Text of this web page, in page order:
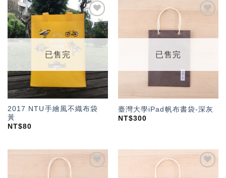
加入
「願
望輕
單」
已售完
2017 NTU手繪風不織布袋
黃
NT$80
望輕
已售完
臺灣大學iPad帆布書袋-深灰
NT$300